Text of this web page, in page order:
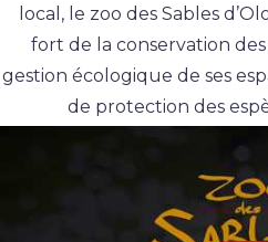
local, le zoo des Sables
fort de la conservation
gestion écologique de ses
de protection des